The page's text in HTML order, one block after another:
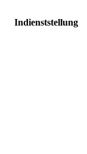
Indienststellung